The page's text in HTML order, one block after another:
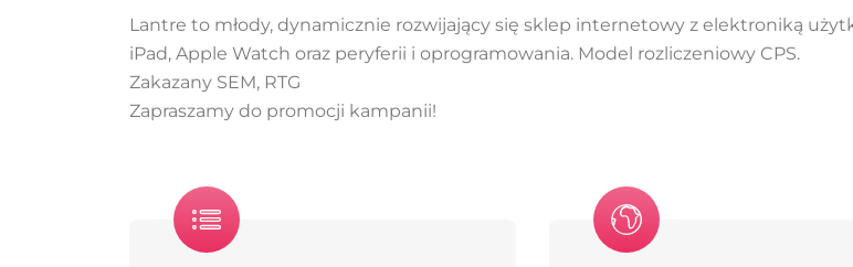
Lantre to młody, dynamicznie rozwijający się sklep internetowy z elektroniką
iPad, Apple Watch oraz peryferii i oprogramowania. Model rozliczeniowy CPS.
Zakazany SEM, RTG
Zapraszamy do promocji kampanii!